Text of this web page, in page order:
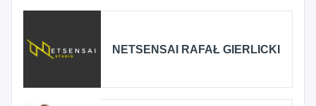
NETSENSAI RAFAŁ GIERLICKI